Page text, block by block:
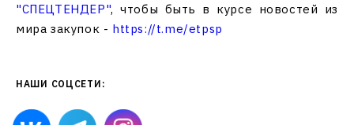
"СПЕЦТЕНДЕР", чтобы быть в курсе новостей из
мира закупок - https://t.me/etpsp
НАШИ СОЦСЕТИ: